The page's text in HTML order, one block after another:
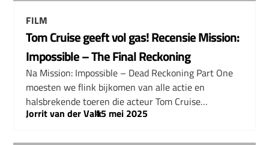
FILM
Tom Cruise geeft vol gas! Recensie Mission:
Impossible – The Final Reckoning
Na Mission: Impossible – Dead Reckoning Part One
moesten we flink bijkomen van alle actie en
halsbrekende toeren die acteur Tom Cruise…
Jorrit van der Valk
–
15 mei 2025